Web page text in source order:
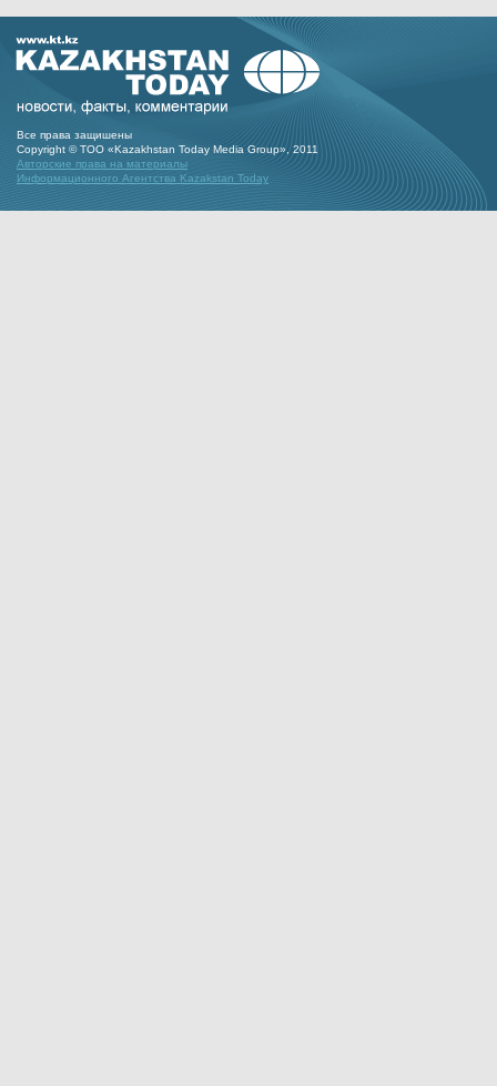
Все права защишены
Copyright © ТОО «Kazakhstan Today Media Group», 2011
Авторские права на материалы
Информационного Агентства Kazakstan Today